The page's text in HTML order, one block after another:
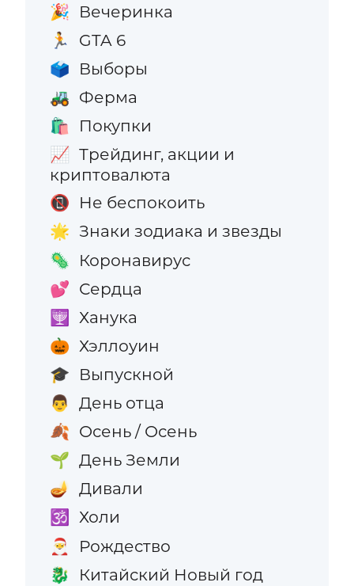
🎉 Вечеринка
🏃 GTA 6
🗳️ Выборы
🚜 Ферма
🛍️ Покупки
📈 Трейдинг, акции и
криптовалюта
📵 Не беспокоить
🌟 Знаки зодиака и звезды
🦠 Коронавирус
💕 Сердца
🕎 Ханука
🎃 Хэллоуин
🎓 Выпускной
👨 День отца
🍂 Осень / Осень
🌱 День Земли
🪔 Дивали
🕉️ Холи
🎅 Рождество
🐉 Китайский Новый год